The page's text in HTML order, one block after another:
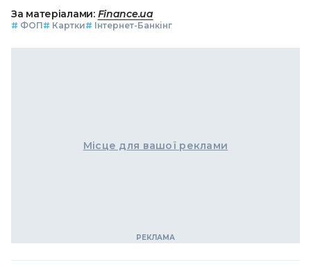
За матеріалами: Finance.ua
# ФОП# Картки# Інтернет-Банкінг
Місце для вашої реклами